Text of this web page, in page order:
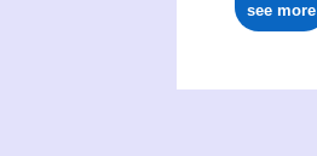
see more